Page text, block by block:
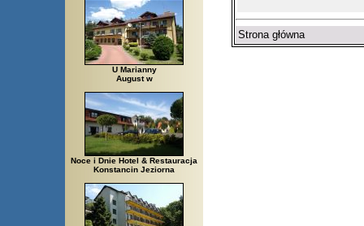
U Marianny
August w
Noce i Dnie Hotel & Restauracja
Konstancin Jeziorna
Strona główna